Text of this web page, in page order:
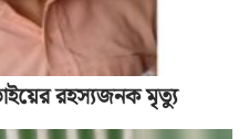
রহস্যজনক মৃত্যু